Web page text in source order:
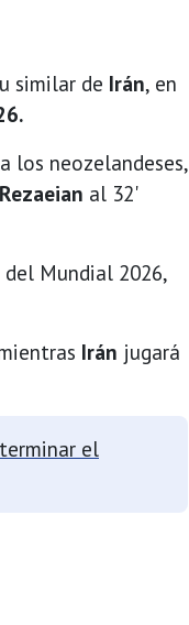
similar de Irán, en
los neozelandeses,
al 32'
del Mundial 2026,
Irán jugará
el